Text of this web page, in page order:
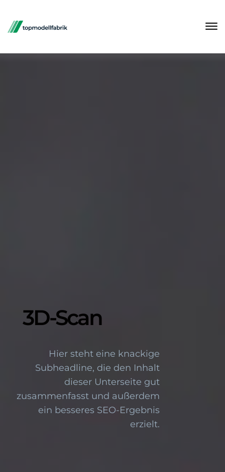
3D-Scan
Hier steht eine knackige
Subheadline, die den Inhalt
dieser Unterseite gut
zusammenfasst und außerdem
ein besseres SEO-Ergebnis
erzielt.